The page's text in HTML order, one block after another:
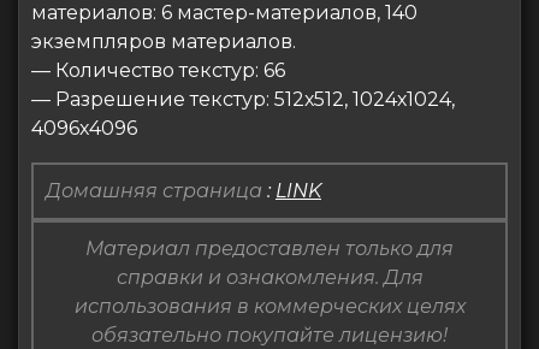
материалов: 6 мастер-материалов, 140
экземпляров материалов.
— Количество текстур: 66
— Разрешение текстур: 512х512, 1024х1024,
4096х4096
Домашняя страница : LINK
Материал предоставлен только для
справки и ознакомления. Для
использования в коммерческих целях
обязательно покупайте лицензию!